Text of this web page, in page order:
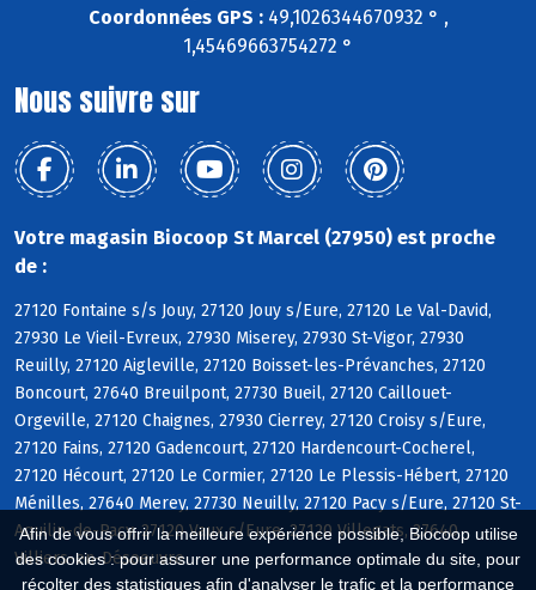
Afin de vous offrir la meilleure expérience possible, Biocoop utilise
des cookies : pour assurer une performance optimale du site, pour
récolter des statistiques afin d'analyser le trafic et la performance
Coordonnées GPS :49,1026344670932 ° ,
1,45469663754272 °
Nous suivre sur
Votre magasin Biocoop St Marcel (27950) est proche
de :
27120 Fontaine s/s Jouy, 27120 Jouy s/Eure, 27120 Le Val-David,
27930 Le Vieil-Evreux, 27930 Miserey, 27930 St-Vigor, 27930
Reuilly, 27120 Aigleville, 27120 Boisset-les-Prévanches, 27120
Boncourt, 27640 Breuilpont, 27730 Bueil, 27120 Caillouet-
Orgeville, 27120 Chaignes, 27930 Cierrey, 27120 Croisy s/Eure,
27120 Fains, 27120 Gadencourt, 27120 Hardencourt-Cocherel,
27120 Hécourt, 27120 Le Cormier, 27120 Le Plessis-Hébert, 27120
Ménilles, 27640 Merey, 27730 Neuilly, 27120 Pacy s/Eure, 27120 St-
Aquilin-de-Pacy, 27120 Vaux s/Eure, 27120 Villegats, 27640
Villiers-en-Désoeuvre